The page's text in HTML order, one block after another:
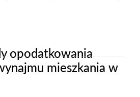
opodatkowania
mieszkania w